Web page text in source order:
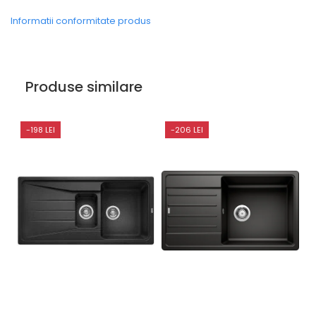
Informatii conformitate produs
Produse similare
-198 LEI -206 LEI